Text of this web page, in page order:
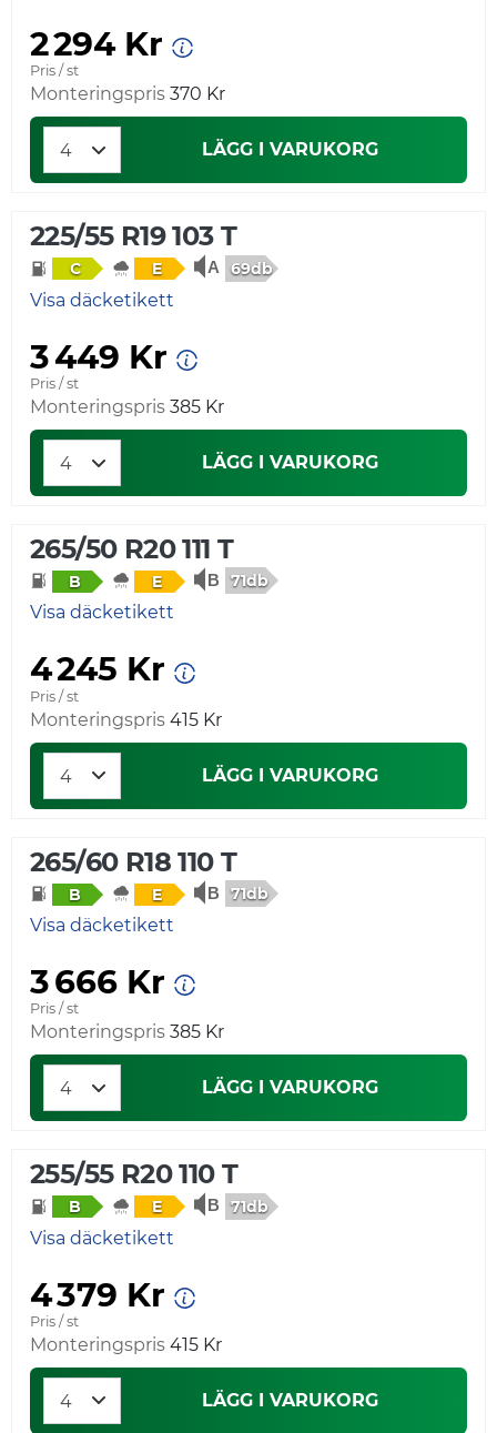
2 294 Kr
Pris / st
Monteringspris 370 Kr
LÄGG I VARUKORG
225/55 R19 103 T
C E 69db
Visa däcketikett
3 449 Kr
Pris / st
Monteringspris 385 Kr
LÄGG I VARUKORG
265/50 R20 111 T
B E 71db
Visa däcketikett
4 245 Kr
Pris / st
Monteringspris 415 Kr
LÄGG I VARUKORG
265/60 R18 110 T
B E 71db
Visa däcketikett
3 666 Kr
Pris / st
Monteringspris 385 Kr
LÄGG I VARUKORG
255/55 R20 110 T
B E 71db
Visa däcketikett
4 379 Kr
Pris / st
Monteringspris 415 Kr
LÄGG I VARUKORG